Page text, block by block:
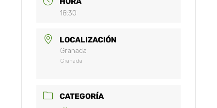
18:30
LOCALIZACIÓN
Granada
Granada
CATEGORÍA